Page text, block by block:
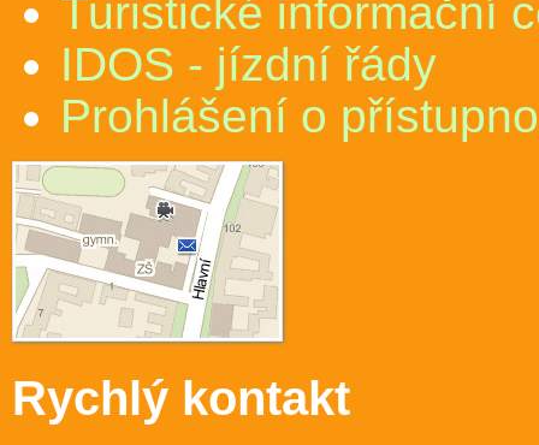
Turistické informační
IDOS - jízdní řády
Prohlášení o
Rychlý kontakt